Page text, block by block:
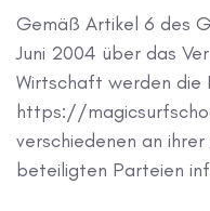
Gemäß Artikel 6 des
Juni 2004 über das
Wirtschaft werden die
https://
verschiedenen an
beteiligten Parteien